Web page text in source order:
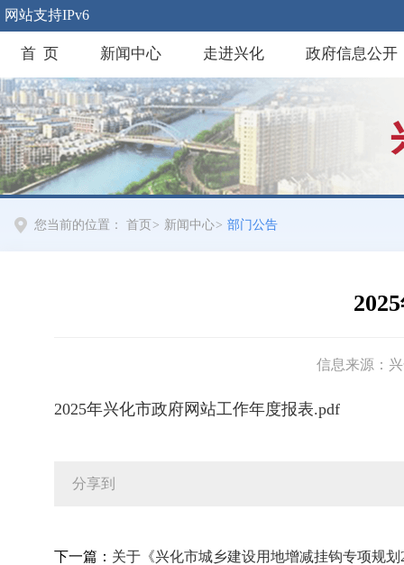
网站支持IPv6
首 页 新闻中心 走进兴化 政府信息公开
您当前的位置： 首页 > 新闻中心> 部门公告
信息来源：
2025年兴化市政府网站工作年度报表.pdf
分享到
下一篇： 关于《兴化市城乡建设用地增减挂钩专项规